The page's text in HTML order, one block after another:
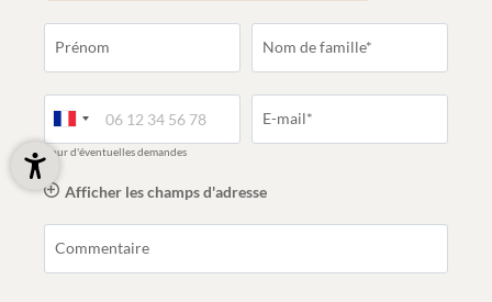
Prénom Nom de famille*
pour d'éventuelles demandes
E-mail*
Afficher les champs d'adresse
Commentaire